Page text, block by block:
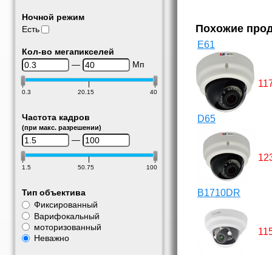
Ночной режим
Есть
Кол-во мегапикселей
—
Мп
0.3 20.15 40
Частота кадров
(при макс. разрешении)
—
1.5 50.75 100
Тип объектива
Фиксированный
Варифокальный
моторизованный
Неважно
Похожие
E61
D65
B1710DR